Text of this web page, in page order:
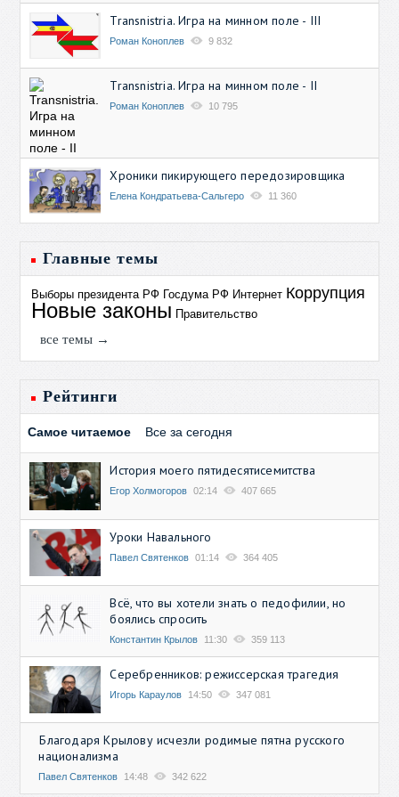
Transnistria. Игра на минном поле - III
Роман Коноплев 9 832
Transnistria. Игра на минном поле - II
Роман Коноплев 10 795
Хроники пикирующего передозировщика
Елена Кондратьева-Сальгеро 11 360
Главные темы
Выборы президента РФ Госдума РФ Интернет Коррупция
Новые законы Правительство
все темы →
Рейтинги
Самое читаемое Все за сегодня
История моего пятидесятисемитства
Егор Холмогоров 02:14 407 665
Уроки Навального
Павел Святенков 01:14 364 405
Всё, что вы хотели знать о педофилии, но
боялись спросить
Константин Крылов 11:30 359 113
Серебренников: режиссерская трагедия
Игорь Караулов 14:50 347 081
Благодаря Крылову исчезли родимые пятна русского
национализма
Павел Святенков 14:48 342 622